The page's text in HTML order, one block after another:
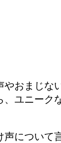
やおまじな
ユニーク
声について